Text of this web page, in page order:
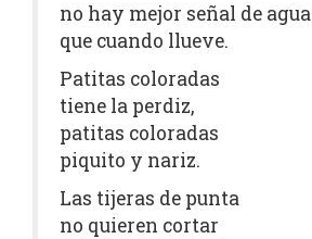
no hay mejor señal de agua
que cuando llueve.
Patitas coloradas
tiene la perdiz,
patitas coloradas
piquito y nariz.
Las tijeras de punta
no quieren cortar